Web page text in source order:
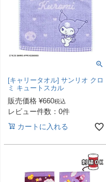
[キャリータオル] サンリオ クロ
ミ キュートスカル
販売価格 ¥660税込
レビュー件数：0件
カートに入れる